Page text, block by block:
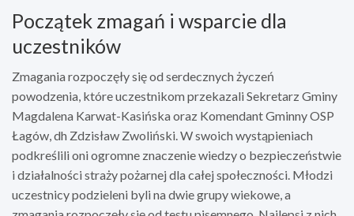
Początek zmagań i wsparcie dla
uczestników
Zmagania rozpoczęły się od serdecznych życzeń
powodzenia, które uczestnikom przekazali Sekretarz Gminy
Magdalena Karwat-Kasińska oraz Komendant Gminny OSP
Łagów, dh Zdzisław Zwoliński. W swoich wystąpieniach
podkreślili oni ogromne znaczenie wiedzy o bezpieczeństwie
i działalności straży pożarnej dla całej społeczności. Młodzi
uczestnicy podzieleni byli na dwie grupy wiekowe, a